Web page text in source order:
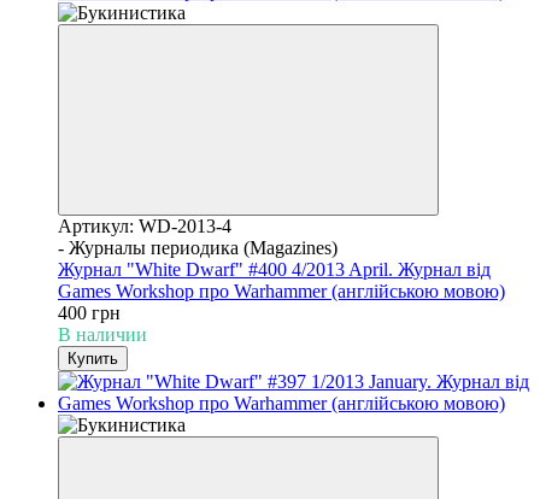
Артикул: WD-2013-4
- Журналы периодика (Magazines)
Журнал "White Dwarf" #400 4/2013 April. Журнал від
Games Workshop про Warhammer (англійською мовою)
400 грн
В наличии
Купить